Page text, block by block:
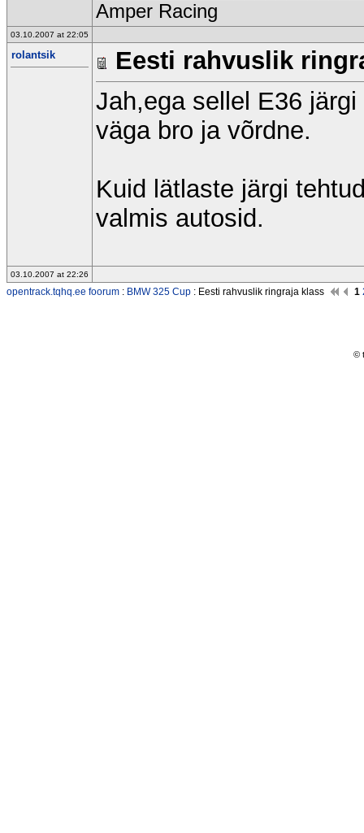
Amper Racing
03.10.2007 at 22:05
rolantsik
Eesti rahvuslik
Jah,ega sellel E36
väga bro ja võrdne.
Kuid lätlaste järgi
valmis autosid.
03.10.2007 at 22:26
opentrack.tqhq.ee foorum : BMW 325 Cup : Eesti rahvuslik ringraja klass 1
©